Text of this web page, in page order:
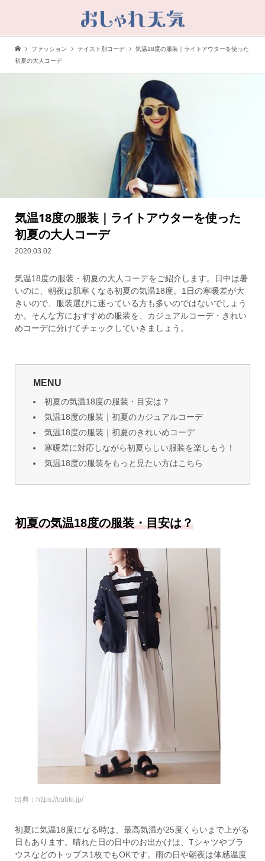
ファッション テイスト別コーデ
気温18度の服装｜ライトアウターを使った
初夏の大人コーデ
気温18度の服装｜ライトアウターを使った
初夏の大人コーデ
2020.03.02
気温18度の服装・初夏の大人コーデをご紹介します。日中は暑
いのに、朝夜は肌寒くなる初夏の気温18度。1日の寒暖差が大
きいので、服装選びに迷っている方も多いのではないでしょう
か。そんな方におすすめの服装を、カジュアルコーデ・きれい
めコーデに分けてチェックしていきましょう。
MENU
初夏の気温18度の服装・目安は？
気温18度の服装｜初夏のカジュアルコーデ
気温18度の服装｜初夏のきれいめコーデ
寒暖差に対応しながら初夏らしい服装を楽しもう！
気温18度の服装をもっと見たい方はこちら
初夏の気温18度の服装・目安は？
出典：https://cubki.jp/
初夏に気温18度になる時は、最高気温が25度くらいまで上がる
日もあります。晴れた日の日中のお出かけは、Tシャツやブラ
ウスなどのトップス1枚でもOKです。雨の日や朝夜は体感温度